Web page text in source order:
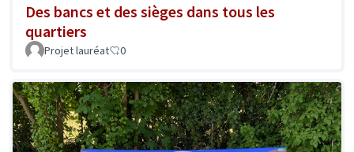
Des bancs et des sièges dans tous les
quartiers
Projet lauréat 0